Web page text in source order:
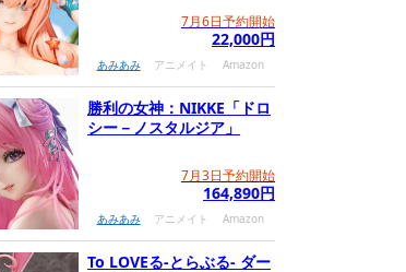
7月6日予約開始
22,000円
あみあみ アニメイト Amazon
勝利の女神：NIKKE「ドロ
シー－ノスタルジア」
7月3日予約開始
164,890円
あみあみ アニメイト Amazon
To LOVEる-とらぶる- ダー